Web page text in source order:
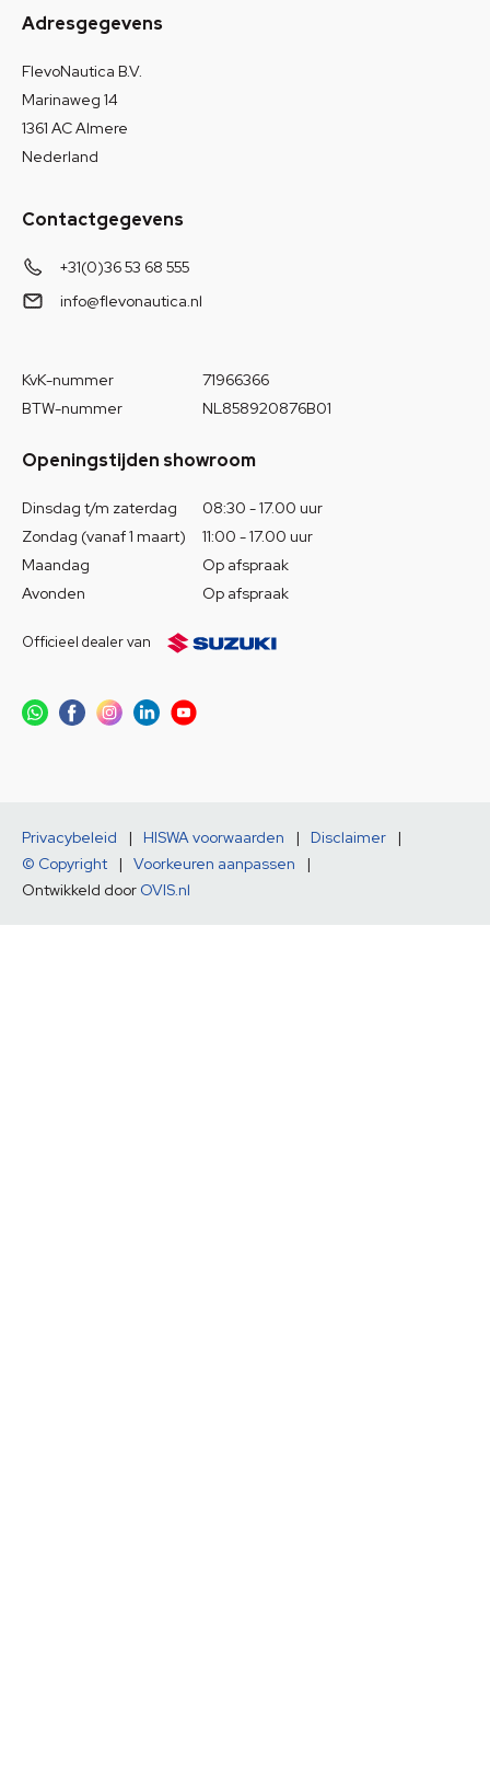
Adresgegevens
FlevoNautica B.V.
Marinaweg 14
1361 AC Almere
Nederland
Contactgegevens
+31(0)36 53 68 555
info@flevonautica.nl
KvK-nummer
71966366
BTW-nummer
NL858920876B01
Openingstijden showroom
Dinsdag t/m zaterdag
08:30 - 17.00 uur
Zondag (vanaf 1 maart)
11:00 - 17.00 uur
Maandag
Op afspraak
Avonden
Op afspraak
Officieel dealer van
Privacybeleid | HISWA voorwaarden | Disclaimer
|
© Copyright
| Voorkeuren aanpassen
|
Ontwikkeld door OVIS.nl